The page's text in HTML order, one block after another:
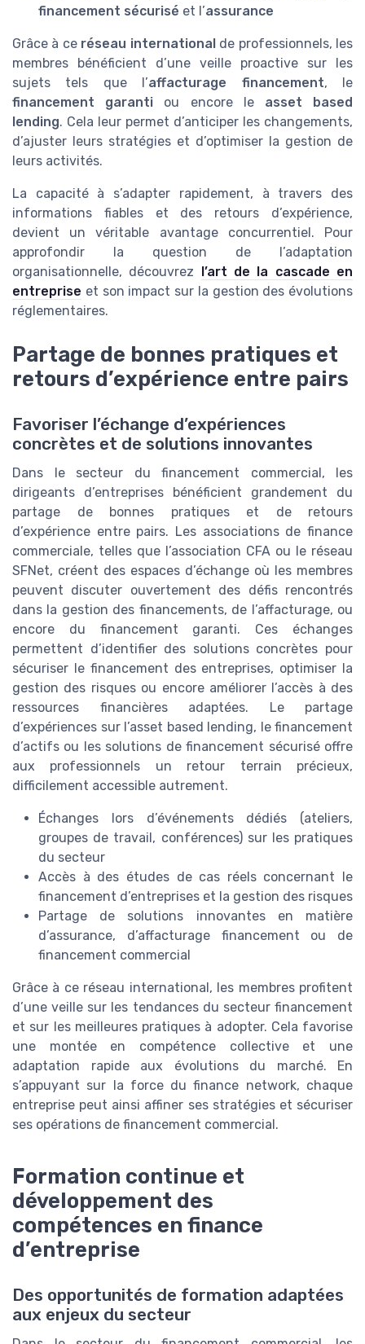
financement sécurisé et l’assurance
Grâce à ce réseau internationalde professionnels, les
membres bénéficient d’une veille proactive sur les
sujets tels que l’affacturage financement, le
financement garanti ou encore le asset based
lending. Cela leur permet d’anticiper les changements,
d’ajuster leurs stratégies et d’optimiser la gestion de
leurs activités.
La capacité à s’adapter rapidement, à travers des
informations fiables et des retours d’expérience,
devient un véritable avantage concurrentiel. Pour
approfondir la question de l’adaptation
organisationnelle, découvrez l’art de la cascade en
entreprise et son impact sur la gestion des évolutions
réglementaires.
Partage de bonnes pratiques et
retours d’expérience entre pairs
Favoriser l’échange d’expériences
concrètes et de solutions innovantes
Dans le secteur du financement commercial, les
dirigeants d’entreprises bénéficient grandement du
partage de bonnes pratiques et de retours
d’expérience entre pairs. Les associations de finance
commerciale, telles que l’association CFA ou le réseau
SFNet, créent des espaces d’échange où les membres
peuvent discuter ouvertement des défis rencontrés
dans la gestion des financements, de l’affacturage, ou
encore du financement garanti. Ces échanges
permettent d’identifier des solutions concrètes pour
sécuriser le financement des entreprises, optimiser la
gestion des risques ou encore améliorer l’accès à des
ressources financières adaptées. Le partage
d’expériences sur l’asset based lending, le financement
d’actifs ou les solutions de financement sécurisé offre
aux professionnels un retour terrain précieux,
difficilement accessible autrement.
Échanges lors d’événements dédiés (ateliers,
groupes de travail, conférences) sur les pratiques
du secteur
Accès à des études de cas réels concernant le
financement d’entreprises et la gestion des risques
Partage de solutions innovantes en matière
d’assurance, d’affacturage financement ou de
financement commercial
Grâce à ce réseau international, les membres profitent
d’une veille sur les tendances du secteur financement
et sur les meilleures pratiques à adopter. Cela favorise
une montée en compétence collective et une
adaptation rapide aux évolutions du marché. En
s’appuyant sur la force du finance network, chaque
entreprise peut ainsi affiner ses stratégies et sécuriser
ses opérations de financement commercial.
Formation continue et
développement des
compétences en finance
d’entreprise
Des opportunités de formation adaptées
aux enjeux du secteur